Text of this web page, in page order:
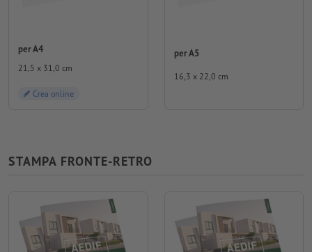
per A4
21,5 x 31,0 cm
Crea online
per A5
16,3 x 22,0 cm
STAMPA FRONTE-RETRO